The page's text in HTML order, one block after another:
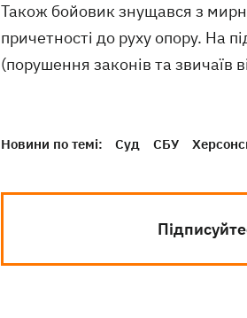
Також бойовик знущався з
причетності до руху опору. На
(порушення законів та звичаїв
Новини по темі: Суд СБУ